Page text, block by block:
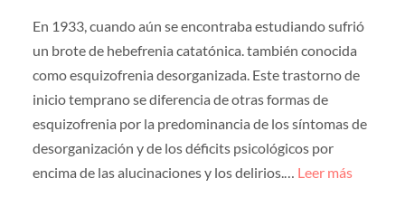
En 1933, cuando aún se encontraba estudiando sufrió
un brote de hebefrenia catatónica. también conocida
como esquizofrenia desorganizada. Este trastorno de
inicio temprano se diferencia de otras formas de
esquizofrenia por la predominancia de los síntomas de
desorganización y de los déficits psicológicos por
encima de las alucinaciones y los delirios.… Leer más